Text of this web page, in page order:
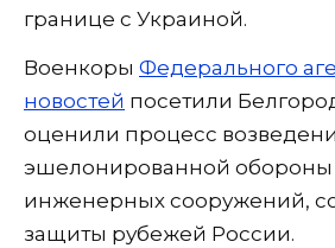
границе с Украиной.
Военкоры Федерального
новостей посетили
оценили процесс
эшелонированной
инженерных сооружений,
защиты рубежей России.